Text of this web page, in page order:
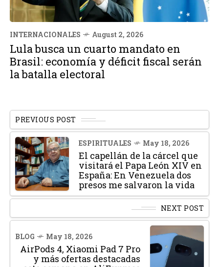
INTERNACIONALES August 2, 2026
Lula busca un cuarto mandato en
Brasil: economía y déficit fiscal serán
la batalla electoral
PREVIOUS POST
ESPIRITUALES May 18, 2026
El capellán de la cárcel que
visitará el Papa León XIV en
España: En Venezuela dos
presos me salvaron la vida
NEXT POST
BLOG May 18, 2026
AirPods 4, Xiaomi Pad 7 Pro
y más ofertas destacadas